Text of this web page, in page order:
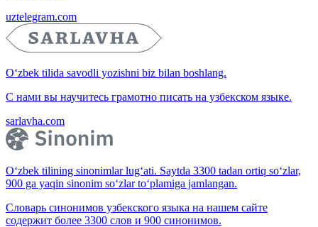
uztelegram.com
O‘zbek tilida savodli yozishni biz bilan boshlang.
С нами вы научитесь грамотно писать на узбекском языке.
sarlavha.com
O‘zbek tilining sinonimlar lug‘ati. Saytda 3300 tadan ortiq so‘zlar,
900 ga yaqin sinonim so‘zlar to‘plamiga jamlangan.
Словарь синонимов узбекского языка на нашем сайте
содержит более 3300 слов и 900 синонимов.